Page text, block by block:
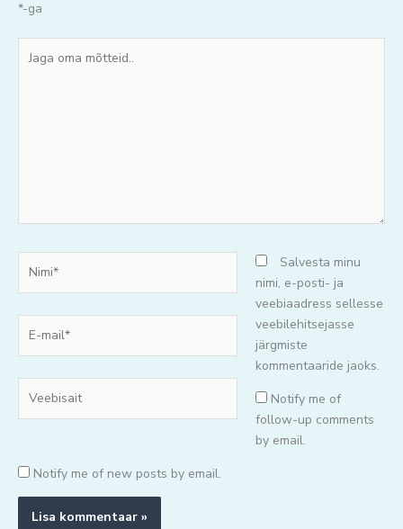
*-ga
oma
mail*
Salvesta minu
nimi, e-posti- ja
veebiaadress sellesse
veebilehitsejasse
järgmiste
kommentaaride jaoks.
Notify me of
follow-up comments
by email.
Notify me of new posts by email.